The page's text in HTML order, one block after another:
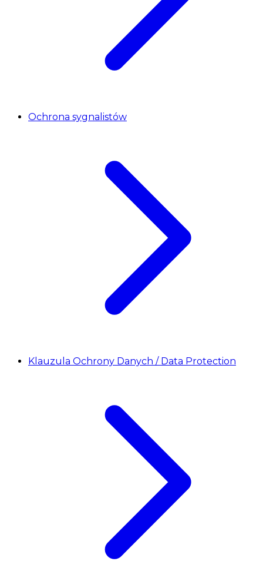
Ochrona sygnalistów
Klauzula Ochrony Danych / Data Protection